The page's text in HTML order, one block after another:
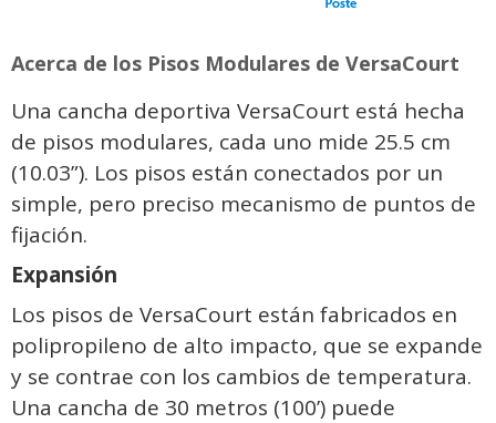
Acerca de los Pisos Modulares de VersaCourt
Una cancha deportiva VersaCourt está hecha
de pisos modulares, cada uno mide 25.5 cm
(10.03”). Los pisos están conectados por un
simple, pero preciso mecanismo de puntos de
fijación.
Expansión
Los pisos de VersaCourt están fabricados en
polipropileno de alto impacto, que se expande
y se contrae con los cambios de temperatura.
Una cancha de 30 metros (100’) puede